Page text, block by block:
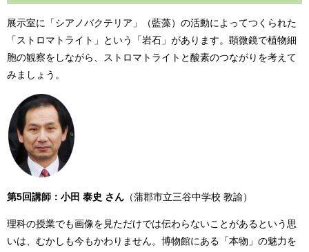
展示室に「シアノバクテリア」（藍藻）の活動によってつくられた
「ストロマトライト」という「岩石」があります。顕微鏡で植物細
胞の観察をしながら、ストロマトライトと酸素のつながりを考えて
みましょう。
第5回講師：小田 泰史 さん （蒲郡市立三谷中学校 教諭）
理科の授業でも画像を見ただけでは伝わらないことがあるという思
いは、むかしも今もかわりません。博物館にある「本物」の魅力を